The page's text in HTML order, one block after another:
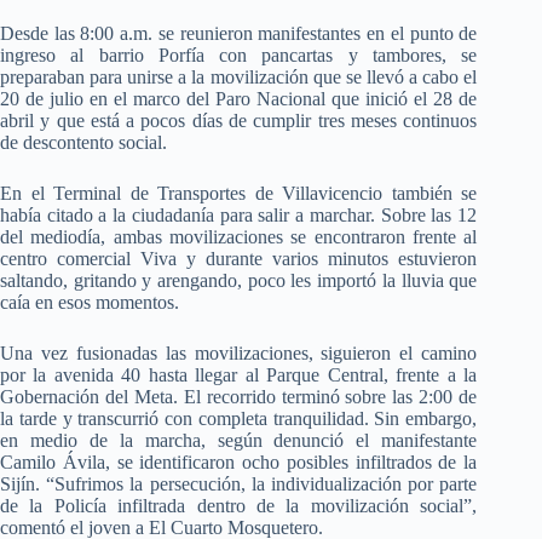
Desde las 8:00 a.m. se reunieron manifestantes en el punto de
ingreso al barrio Porfía con pancartas y tambores, se
preparaban para unirse a la movilización que se llevó a cabo el
20 de julio en el marco del Paro Nacional que inició el 28 de
abril y que está a pocos días de cumplir tres meses continuos
de descontento social.
En el Terminal de Transportes de Villavicencio también se
había citado a la ciudadanía para salir a marchar. Sobre las 12
del mediodía, ambas movilizaciones se encontraron frente al
centro comercial Viva y durante varios minutos estuvieron
saltando, gritando y arengando, poco les importó la lluvia que
caía en esos momentos.
Una vez fusionadas las movilizaciones, siguieron el camino
por la avenida 40 hasta llegar al Parque Central, frente a la
Gobernación del Meta. El recorrido terminó sobre las 2:00 de
la tarde y transcurrió con completa tranquilidad. Sin embargo,
en medio de la marcha, según denunció el manifestante
Camilo Ávila, se identificaron ocho posibles infiltrados de la
Sijín. “Sufrimos la persecución, la individualización por parte
de la Policía infiltrada dentro de la movilización social”,
comentó el joven a El Cuarto Mosquetero.